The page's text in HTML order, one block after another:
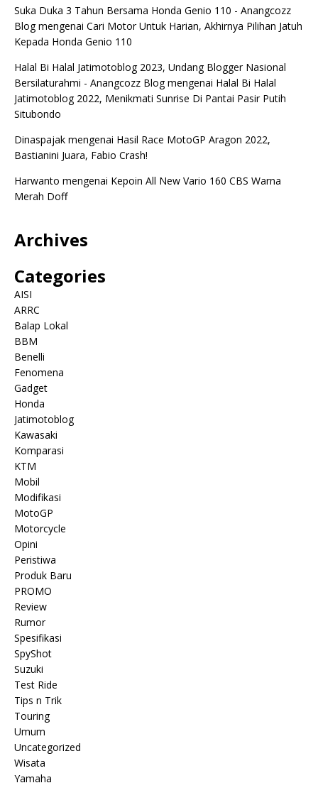
Suka Duka 3 Tahun Bersama Honda Genio 110 - Anangcozz
Blogmengenai Cari Motor Untuk Harian, Akhirnya Pilihan Jatuh
Kepada Honda Genio 110
Halal Bi Halal Jatimotoblog 2023, Undang Blogger Nasional
Bersilaturahmi - Anangcozz Blogmengenai Halal Bi Halal
Jatimotoblog 2022, Menikmati Sunrise Di Pantai Pasir Putih
Situbondo
Dinaspajak mengenai Hasil Race MotoGP Aragon 2022,
Bastianini Juara, Fabio Crash!
Harwanto mengenai Kepoin All New Vario 160 CBS Warna
Merah Doff
Archives
Categories
AISI
ARRC
Balap Lokal
BBM
Benelli
Fenomena
Gadget
Honda
Jatimotoblog
Kawasaki
Komparasi
KTM
Mobil
Modifikasi
MotoGP
Motorcycle
Opini
Peristiwa
Produk Baru
PROMO
Review
Rumor
Spesifikasi
SpyShot
Suzuki
Test Ride
Tips n Trik
Touring
Umum
Uncategorized
Wisata
Yamaha